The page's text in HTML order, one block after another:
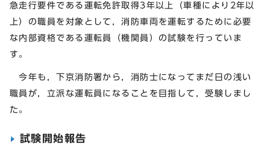
急走行要件である運転免許取得3年以上（車種により2年以
上）の職員を対象として，消防車両を運転するために必要
な内部資格である運転員（機関員）の試験を行っていま
す。
今年も，下京消防署から，消防士になってまだ日の浅い
職員が，立派な運転員になることを目指して，受験しまし
た。
試験開始報告